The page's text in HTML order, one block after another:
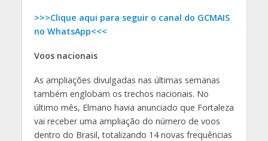
>>>Clique aqui para seguir o canal do GCMAIS
no WhatsApp<<<
Voos nacionais
As ampliações divulgadas nas últimas semanas
também englobam os trechos nacionais. No
último mês, Elmano havia anunciado que Fortaleza
vai receber uma ampliação do número de voos
dentro do Brasil, totalizando 14 novas frequências